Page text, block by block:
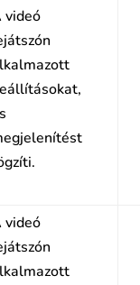
videó
videó